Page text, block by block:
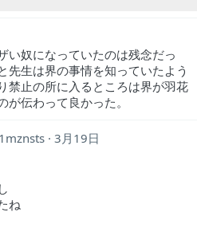
い奴になっていたのは残念だっ
先生は界の事情を知っていたよう
禁止の所に入るところは界が羽花
伝わって良かった。
1mznsts
3月19日
ね